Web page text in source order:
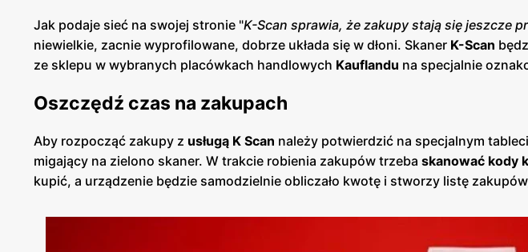
Jak podaje sieć na swojej stronie "K-Scan sprawia, że zakupy stają się jeszcze
niewielkie, zacnie wyprofilowane, dobrze układa się w dłoni. Skaner K-Scan
ze sklepu w wybranych placówkach handlowych Kauflandu na specjalnie
Oszczędź czas na zakupach
Aby rozpocząć zakupy z usługą K Scan należy potwierdzić na specjalnym
migający na zielono skaner. W trakcie robienia zakupów trzeba skanować kody
kupić, a urządzenie będzie samodzielnie obliczało kwotę i stworzy listę